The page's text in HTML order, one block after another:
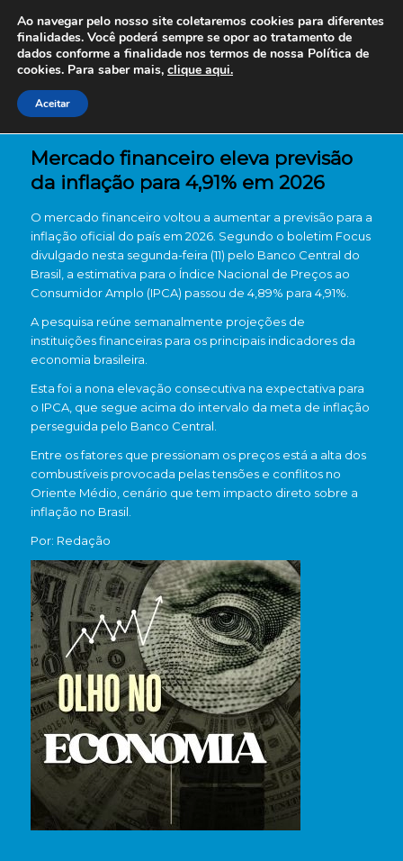
Mercado financeiro eleva previsão
da inflação para 4,91% em 2026
O mercado financeiro voltou a aumentar a previsão para a
inflação oficial do país em 2026. Segundo o boletim Focus
divulgado nesta segunda-feira (11) pelo Banco Central do
Brasil , a estimativa para o Índice Nacional de Preços ao
Consumidor Amplo (IPCA) passou de 4,89% para 4,91%.
A pesquisa reúne semanalmente projeções de
instituições financeiras para os principais indicadores da
economia brasileira.
Esta foi a nona elevação consecutiva na expectativa para
o IPCA, que segue acima do intervalo da meta de inflação
perseguida pelo Banco Central.
Entre os fatores que pressionam os preços está a alta dos
combustíveis provocada pelas tensões e conflitos no
Oriente Médio, cenário que tem impacto direto sobre a
inflação no Brasil.
Por: Redação
Ao navegar pelo nosso site coletaremos cookies para diferentes
finalidades. Você poderá sempre se opor ao tratamento de
dados conforme a finalidade nos termos de nossa Política de
cookies. Para saber mais, clique aqui.
Aceitar